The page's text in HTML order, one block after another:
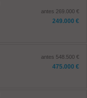
antes 269.000 €
249.000 €
antes 548.500 €
475.000 €